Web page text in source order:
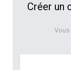
Créer un
Vous